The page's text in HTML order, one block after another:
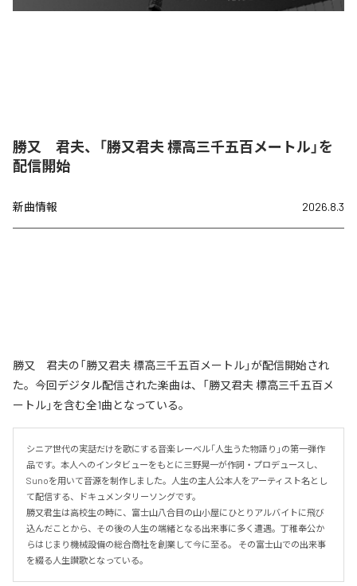
勝又 君夫、「勝又君夫 標高三千五百メートル」を
配信開始
新曲情報 2026.8.3
勝又 君夫の「勝又君夫 標高三千五百メートル」が配信開始され
た。今回デジタル配信された楽曲は、「勝又君夫 標高三千五百メ
ートル」を含む全1曲となっている。
シニア世代の実話だけを歌にする音楽レーベル「人生うた物語り」の第一弾作
品です。本人へのインタビューをもとに三野晃一が作詞・プロデュースし、
Sunoを用いて音源を制作しました。人生の主人公本人をアーティスト名とし
て配信する、ドキュメンタリーソングです。
勝又君生は高校生の時に、富士山八合目の山小屋にひとりアルバイトに飛び
込んだことから、その後の人生の端緒となる出来事に多く遭遇。丁稚奉公か
らはじまり機械設備の総合商社を創業して今に至る。 その富士山での出来事
を綴る人生讃歌となっている。